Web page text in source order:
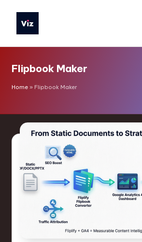
T
o
ls
I
d
o
Flipbook Maker
Home » Flipbook Maker